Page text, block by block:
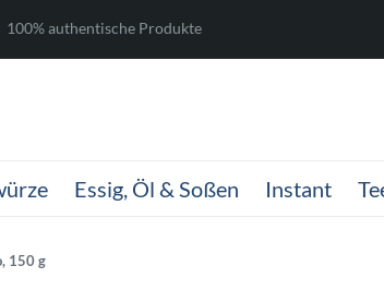
100% authentische Produkte
Essig, Öl & Soßen Instant
150 g